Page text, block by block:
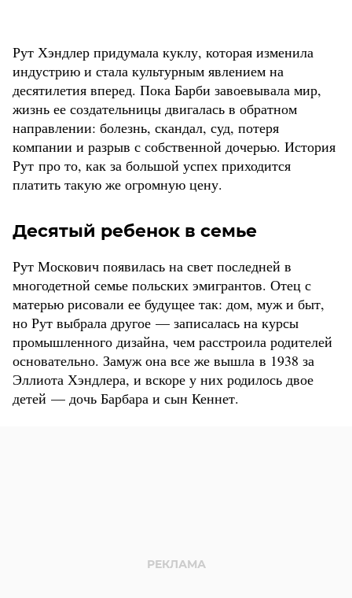
Рут Хэндлер придумала куклу, которая изменила
индустрию и стала культурным явлением на
десятилетия вперед. Пока Барби завоевывала мир,
жизнь ее создательницы двигалась в обратном
направлении: болезнь, скандал, суд, потеря
компании и разрыв с собственной дочерью. История
Рут про то, как за большой успех приходится
платить такую же огромную цену.
Десятый ребенок в семье
Рут Москович появилась на свет последней в
многодетной семье польских эмигрантов. Отец с
матерью рисовали ее будущее так: дом, муж и быт,
но Рут выбрала другое — записалась на курсы
промышленного дизайна, чем расстроила родителей
основательно. Замуж она все же вышла в 1938 за
Эллиота Хэндлера, и вскоре у них родилось двое
детей — дочь Барбара и сын Кеннет.